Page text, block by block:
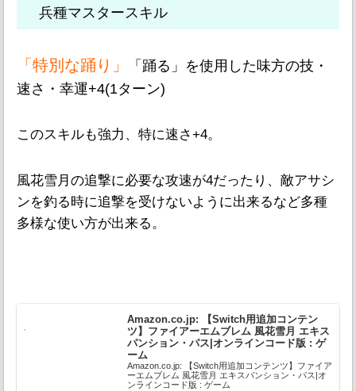
兵種マスタースキル
「特別な踊り」
「踊る」を使用した味方の技・
速さ・幸運+4(1ターン)
このスキルも強力、特に速さ+4。
風花雪月の追撃に必要な攻速が4だったり、敵アサシ
ンを釣る時に追撃を受けないように出来るなど多種
多様な使い方が出来る。
Amazon.co.jp: 【Switch用追加コンテン
ツ】ファイアーエムブレム 風花雪月 エキス
パンション・パス|オンラインコード版 : ゲ
ーム
Amazon.co.jp: 【Switch用追加コンテンツ】ファイア
ーエムブレム 風花雪月 エキスパンション・パス|オ
ンラインコード版 : ゲーム